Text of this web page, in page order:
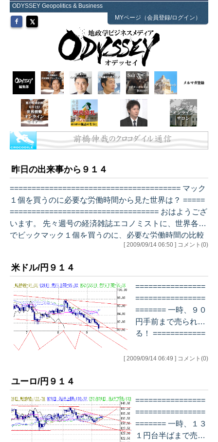
ODYSSEY Geopolitics & Business
MYページ（会員登録/ログイン）
昨日の出来事から９１４
======================================= マック
１個を買うのに必要な労働時間から見た世界は？ =====
================================== おはようござ
います。 先々週号の経済雑誌エコノミストに、世界各地
でビックマック１個を買うのに、必要な労働時間の比較
をしていました。 というのも、単純にビックマック１
で、あまり意味がありません。 そこで、購買力として
わかりやすく比較したのが、それぞれの国でビックマッ
ク１個を買うのに必要な労働時間を比較しています。 一
番安いのは、シカ…
[ 2009/09/14 06:50 ] コメント(0)
米ドル/円９１４
================
================
======= 一時、９０
円手前まで売られ
る！ ============
=========== デイ
[ 2009/09/14 06:49 ] コメント(0)
ユーロ/円９１４
================
================
======= 一時、１３
１円台半ばまで売ら